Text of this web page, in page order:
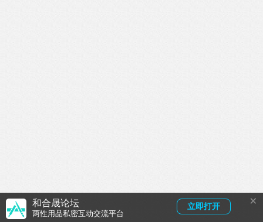
和合晟论坛
两性用品私密互动交流平台
立即打开 ×